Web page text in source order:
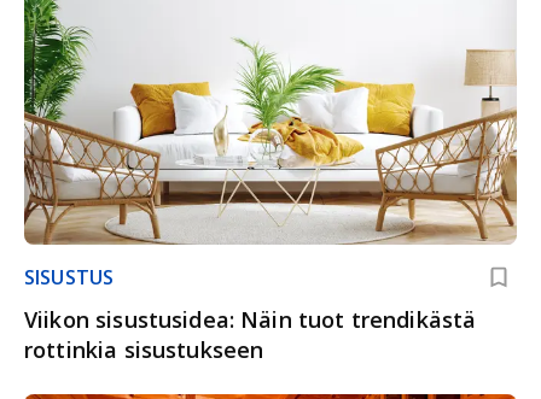
SISUSTUS
Viikon sisustusidea: Näin tuot trendikästä
rottinkia sisustukseen